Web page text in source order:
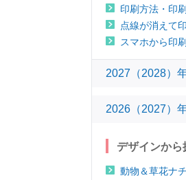
印刷方法・印
点線が消えて
スマホから印
2027（2028）
2026（2027）
デザインから
動物＆草花ナ